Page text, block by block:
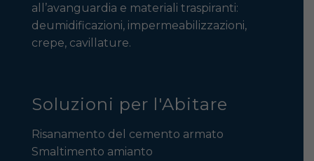
all’avanguardia e materiali traspiranti:
deumidificazioni, impermeabilizzazioni,
crepe, cavillature.
Soluzioni per l'Abitare
Risanamento del cemento armato
Smaltimento amianto